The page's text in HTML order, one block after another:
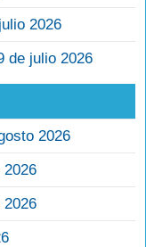
2026
de julio 2026
2026
2026
2026